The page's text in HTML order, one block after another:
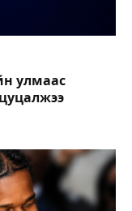
улмаас